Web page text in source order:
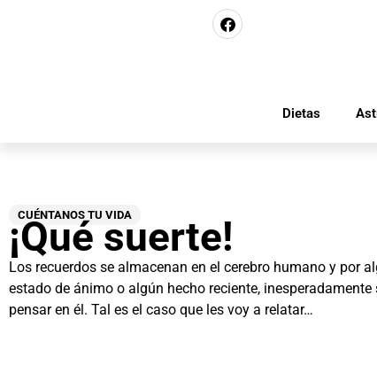
Dietas
CUÉNTANOS TU VIDA
¡Qué suerte!
Los recuerdos se almacenan en el cerebro humano y por
estado de ánimo o algún hecho reciente,
pensar en él. Tal es el caso que les voy a relatar…